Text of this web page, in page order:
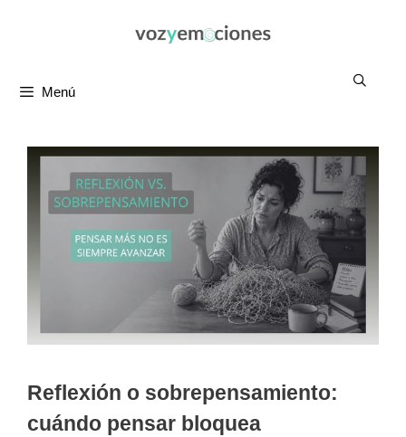
Menú
Reflexión o sobrepensamiento:
cuándo pensar bloquea